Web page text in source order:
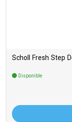
Scholl Fresh Step
Disponible